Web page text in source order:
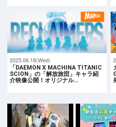
2025.06.18(Wed)
「DAEMON X MACHINA TITANIC
SCION」の「解放旅団」キャラ紹
介映像公開！オリジナル…